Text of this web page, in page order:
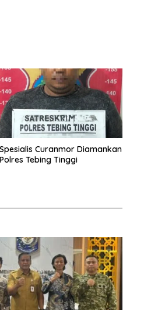
Spesialis Curanmor Diamankan
Polres Tebing Tinggi